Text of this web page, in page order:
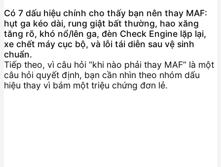
Có 7 dấu hiệu chính cho thấy bạn nên thay MAF:
hụt ga kéo dài, rung giật bất thường, hao xăng
tăng rõ, khó nổ/lên ga, đèn Check Engine lặp lại,
xe chết máy cục bộ, và lỗi tái diễn sau vệ sinh
chuẩn.
Tiếp theo, vì câu hỏi “khi nào phải thay MAF” là một
câu hỏi quyết định, bạn cần nhìn theo nhóm dấu
hiệu thay vì bám một triệu chứng đơn lẻ.